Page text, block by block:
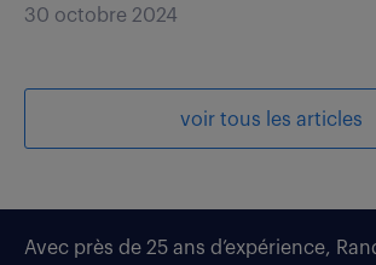
30 octobre 2024
voir tous les articles
Avec près de 25 ans d’expérience,